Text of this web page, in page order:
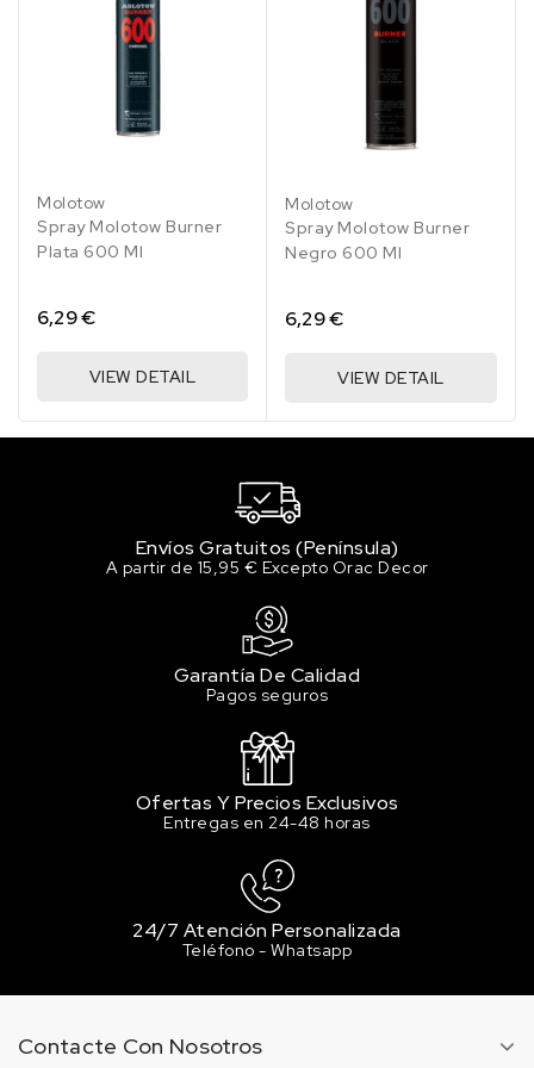
204 Light Orange
4.56 €
205 Peach dark
4.56 €
208 Skin
4.56 €
11 en stock
4.56 €
14 en stock
306 Ruby Red
4.56 €
8 en stock
308 Piglet Pink Light
9 en stock
4.56 €
Molotow
Spray Molotow Burner
Plata 600 Ml
6,29 €
VIEW DETAIL
Molotow
Spray Molotow Burner
Negro 600 Ml
6,29 €
VIEW DETAIL
Envíos Gratuitos (Península)
A partir de 15,95 € Excepto Orac Decor
Garantía De Calidad
Pagos seguros
Ofertas Y Precios Exclusivos
Entregas en 24-48 horas
24/7 Atención Personalizada
Teléfono - Whatsapp
Contacte Con Nosotros